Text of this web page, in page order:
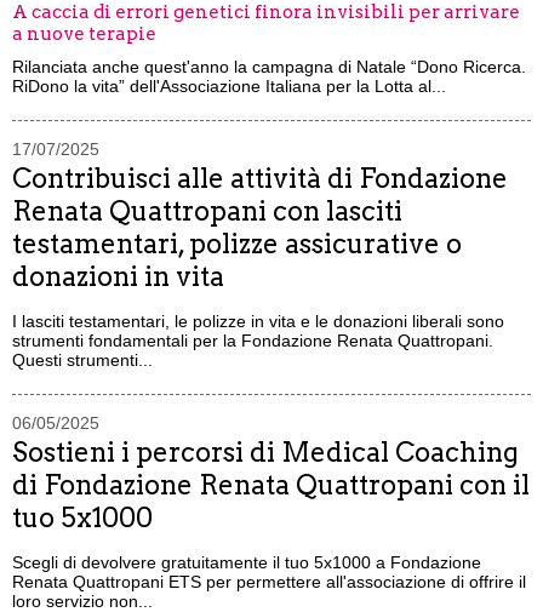
A caccia di errori genetici finora invisibili per arrivare
a nuove terapie
Rilanciata anche quest'anno la campagna di Natale “Dono Ricerca.
RiDono la vita” dell'Associazione Italiana per la Lotta al...
17/07/2025
Contribuisci alle attività di Fondazione
Renata Quattropani con lasciti
testamentari, polizze assicurative o
donazioni in vita
I lasciti testamentari, le polizze in vita e le donazioni liberali sono
strumenti fondamentali per la Fondazione Renata Quattropani.
Questi strumenti...
06/05/2025
Sostieni i percorsi di Medical Coaching
di Fondazione Renata Quattropani con il
tuo 5x1000
Scegli di devolvere gratuitamente il tuo 5x1000 a Fondazione
Renata Quattropani ETS per permettere all'associazione di offrire il
loro servizio non...